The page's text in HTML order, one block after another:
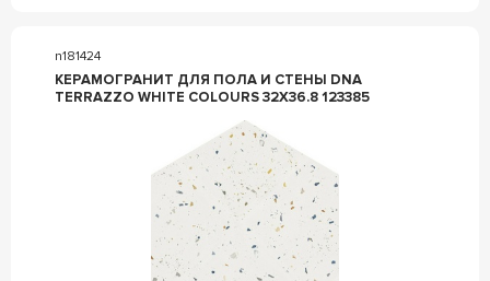
n181424
КЕРАМОГРАНИТ ДЛЯ ПОЛА И СТЕНЫ DNA
TERRAZZO WHITE COLOURS 32X36.8 123385